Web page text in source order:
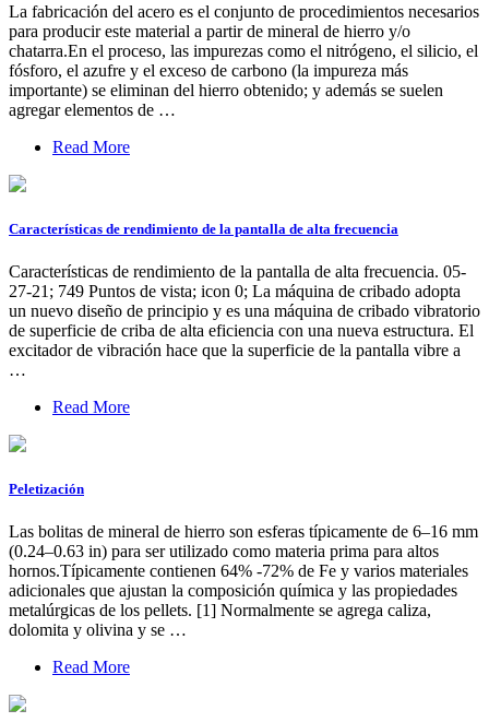
La fabricación del acero es el conjunto de procedimientos necesarios
para producir este material a partir de mineral de hierro y/o
chatarra.En el proceso, las impurezas como el nitrógeno, el silicio, el
fósforo, el azufre y el exceso de carbono (la impureza más
importante) se eliminan del hierro obtenido; y además se suelen
agregar elementos de …
Read More
Características de rendimiento de la pantalla de alta frecuencia
Características de rendimiento de la pantalla de alta frecuencia. 05-
27-21; 749 Puntos de vista; icon 0; La máquina de cribado adopta
un nuevo diseño de principio y es una máquina de cribado vibratorio
de superficie de criba de alta eficiencia con una nueva estructura. El
excitador de vibración hace que la superficie de la pantalla vibre a
…
Read More
Peletización
Las bolitas de mineral de hierro son esferas típicamente de 6–16 mm
(0.24–0.63 in) para ser utilizado como materia prima para altos
hornos.Típicamente contienen 64% -72% de Fe y varios materiales
adicionales que ajustan la composición química y las propiedades
metalúrgicas de los pellets. [1] Normalmente se agrega caliza,
dolomita y olivina y se …
Read More